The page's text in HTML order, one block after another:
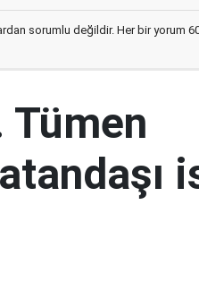
sorumlu değildir. Her bir yorum